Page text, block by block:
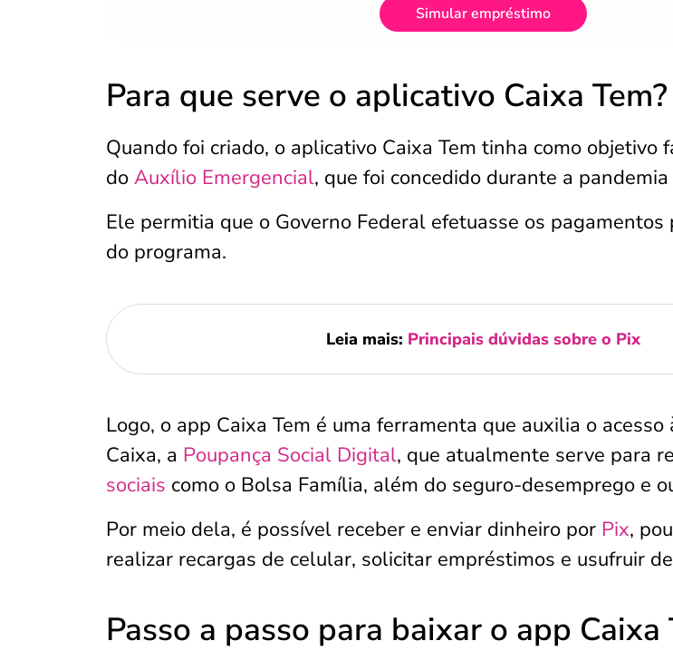
Simular empréstimo
Para que serve o aplicativo Caixa Tem?
Quando foi criado, o aplicativo Caixa Tem tinha como objetivo
do Auxílio Emergencial, que foi concedido durante a
Ele permitia que o Governo Federal efetuasse os pagamentos
do programa.
Leia mais: Principais dúvidas sobre o Pix
Logo, o app Caixa Tem é uma ferramenta que auxilia o
Caixa, a Poupança Social Digital, que atualmente serve para
sociais como o Bolsa Família, além do seguro-desemprego e
Por meio dela, é possível receber e enviar dinheiro por Pix,
realizar recargas de celular, solicitar empréstimos e usufruir
Passo a passo para baixar o app Caixa